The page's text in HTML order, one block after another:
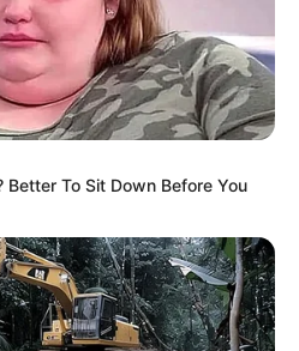
tal presentear seus
lembrancinha de
Better To Sit Down Before You